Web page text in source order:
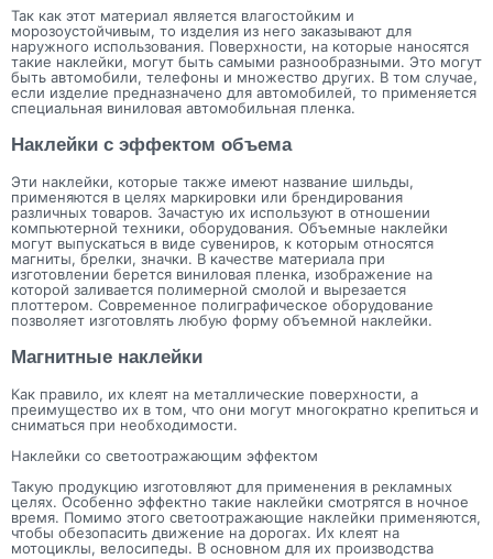
Так как этот материал является влагостойким и
морозоустойчивым, то изделия из него заказывают для
наружного использования. Поверхности, на которые наносятся
такие наклейки, могут быть самыми разнообразными. Это могут
быть автомобили, телефоны и множество других. В том случае,
если изделие предназначено для автомобилей, то применяется
специальная виниловая автомобильная пленка.
Наклейки с эффектом объема
Эти наклейки, которые также имеют название шильды,
применяются в целях маркировки или брендирования
различных товаров. Зачастую их используют в отношении
компьютерной техники, оборудования. Объемные наклейки
могут выпускаться в виде сувениров, к которым относятся
магниты, брелки, значки. В качестве материала при
изготовлении берется виниловая пленка, изображение на
которой заливается полимерной смолой и вырезается
плоттером. Современное полиграфическое оборудование
позволяет изготовлять любую форму объемной наклейки.
Магнитные наклейки
Как правило, их клеят на металлические поверхности, а
преимущество их в том, что они могут многократно крепиться и
сниматься при необходимости.
Наклейки со светоотражающим эффектом
Такую продукцию изготовляют для применения в рекламных
целях. Особенно эффектно такие наклейки смотрятся в ночное
время. Помимо этого светоотражающие наклейки применяются,
чтобы обезопасить движение на дорогах. Их клеят на
мотоциклы, велосипеды. В основном для их производства